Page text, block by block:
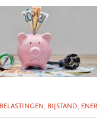
BELASTINGEN , BIJSTAND,